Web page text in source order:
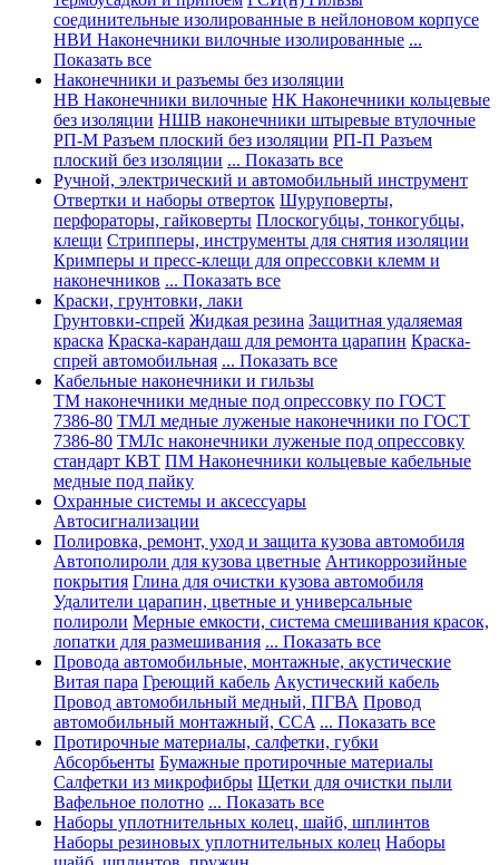
соединительные изолированные в нейлоновом корпусе
НВИ Наконечники вилочные изолированные ...
Показать все
Наконечники и разъемы без изоляции
НВ Наконечники вилочные НК Наконечники кольцевые
без изоляции НШВ наконечники штыревые втулочные
РП-М Разъем плоский без изоляции РП-П Разъем
плоский без изоляции ... Показать все
Ручной, электрический и автомобильный инструмент
Отвертки и наборы отверток Шуруповерты,
перфораторы, гайковерты Плоскогубцы, тонкогубцы,
клещи Стрипперы, инструменты для снятия изоляции
Кримперы и пресс-клещи для опрессовки клемм и
наконечников ... Показать все
Краски, грунтовки, лаки
Грунтовки-спрей Жидкая резина Защитная удаляемая
краска Краска-карандаш для ремонта царапин Краска-
спрей автомобильная ... Показать все
Кабельные наконечники и гильзы
ТМ наконечники медные под опрессовку по ГОСТ
7386-80 ТМЛ медные луженые наконечники по ГОСТ
7386-80 ТМЛс наконечники луженые под опрессовку
стандарт КВТ ПМ Наконечники кольцевые кабельные
медные под пайку
Охранные системы и аксессуары
Автосигнализации
Полировка, ремонт, уход и защита кузова автомобиля
Автополироли для кузова цветные Антикоррозийные
покрытия Глина для очистки кузова автомобиля
Удалители царапин, цветные и универсальные
полироли Мерные емкости, система смешивания красок,
лопатки для размешивания ... Показать все
Провода автомобильные, монтажные, акустические
Витая пара Греющий кабель Акустический кабель
Провод автомобильный медный, ПГВА Провод
автомобильный монтажный, CCA ... Показать все
Протирочные материалы, салфетки, губки
Абсорбьенты Бумажные протирочные материалы
Салфетки из микрофибры Щетки для очистки пыли
Вафельное полотно ... Показать все
Наборы уплотнительных колец, шайб, шплинтов
Наборы резиновых уплотнительных колец Наборы